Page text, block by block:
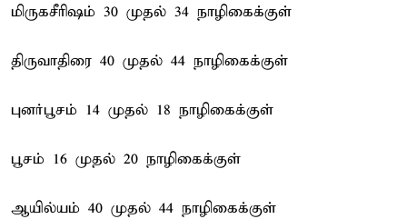
மிருகசீரிஷம் 30 முதல் 34 நாழிகைக்குள்
திருவாதிரை 40 முதல் 44 நாழிகைக்குள்
புனர்பூசம் 14 முதல் 18 நாழிகைக்குள்
பூசம் 16 முதல் 20 நாழிகைக்குள்
ஆயில்யம் 40 முதல் 44 நாழிகைக்குள்